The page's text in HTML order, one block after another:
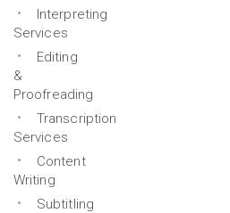
Interpreting
Services
Editing
&
Proofreading
Transcription
Services
Content
Writing
Subtitling